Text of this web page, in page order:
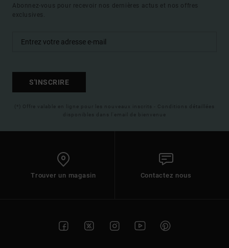
Abonnez-vous pour recevoir nos dernières actus et nos offres
exclusives.
S'INSCRIRE
(*) Offre valable en ligne pour les nouveaux inscrits - Conditions détaillées
disponibles dans l'email de bienvenue
Trouver un magasin Contactez nous